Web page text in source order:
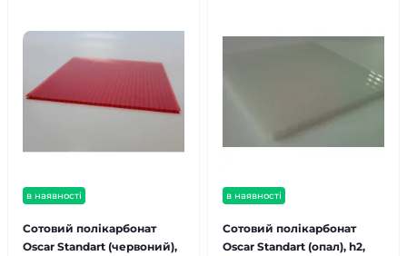
в наявності
Сотовий полікарбонат
Oscar Standart (червоний),
в наявності
Сотовий полікарбонат
Oscar Standart (опал), h2,